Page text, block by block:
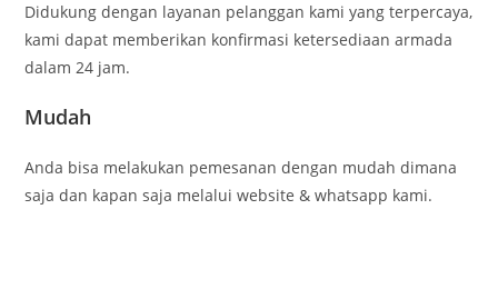
Didukung dengan layanan pelanggan kami yang terpercaya,
kami dapat memberikan konfirmasi ketersediaan armada
dalam 24 jam.
Mudah
Anda bisa melakukan pemesanan dengan mudah dimana
saja dan kapan saja melalui website & whatsapp kami.